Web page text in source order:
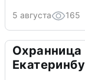
5 августа 165
Охранница